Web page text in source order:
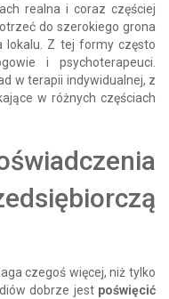
realna i coraz częściej
do szerokiego grona
lokalu. Z tej formy często
i psychoterapeuci.
w terapii indywidualnej, z
w różnych częściach
czegoś więcej, niż tylko
dobrze jest poświęcić